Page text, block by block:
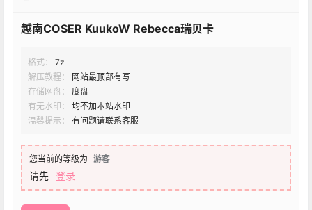
越南COSER KuukoW Rebecca瑞贝卡
格式：
7z
解压教程：
网站最顶部有写
存储网盘：
度盘
有无水印：
均不加本站水印
温馨提示：
有问题请联系客服
您当前的等级为 游客
请先 登录